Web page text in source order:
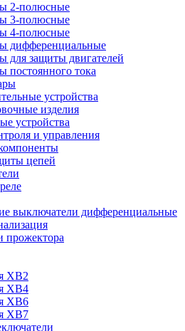
2-полюсные
3-полюсные
4-полюсные
дифференциальные
для защиты двигателей
постоянного тока
устройства
изделия
устройства
и управления
цепей
выключатели дифференциальные
прожектора
XB2
XB4
XB6
XB7